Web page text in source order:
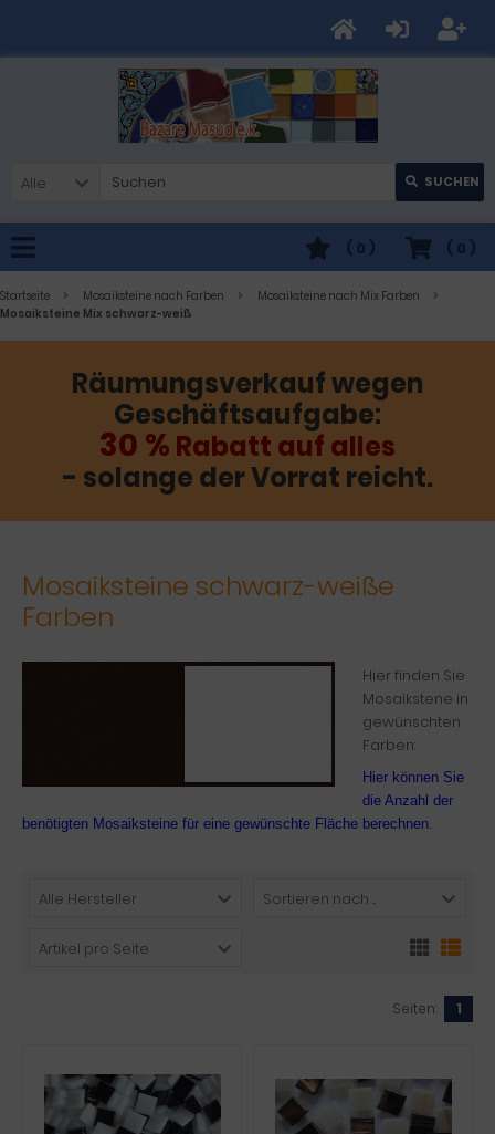
Alle SUCHEN
( 0 )
( 0 )
Startseite Mosaiksteine nach Farben
Mosaiksteine nach Mix Farben
Mosaiksteine Mix schwarz-weiß
Räumungsverkauf wegen
Geschäftsaufgabe:
30 % Rabatt auf alles
- solange der Vorrat reicht.
Mosaiksteine schwarz-weiße
Farben
Hier finden Sie
Mosaikstene in
gewünschten
Farben:
Hier können Sie
die Anzahl der
benötigten Mosaiksteine für eine gewünschte Fläche berechnen.
Alle Hersteller Sortieren nach ...
Artikel pro Seite
Seiten: 1